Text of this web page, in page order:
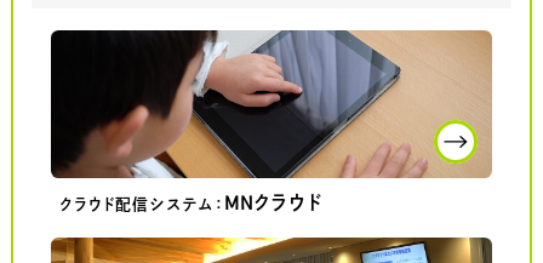
クラウド配信システム： MNクラウド